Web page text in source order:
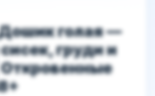
голая —
груди и